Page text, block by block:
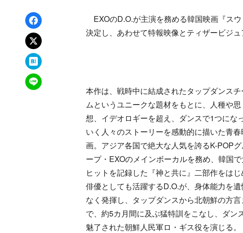
Facebookでシェア
xでポスト
はてなブックマーク
LINEで送る
EXOのD.O.が主演を務める韓国映画『ス
決定し、あわせて特報映像とティザービジュ
本作は、戦時中に結成されたタップダンスチ
ムというユニークな題材をもとに、人種や思
想、イデオロギーを超え、ダンスで1つにな
いく人々のストーリーを感動的に描いた青春
画。アジア各国で絶大な人気を誇るK-POP
ープ・EXOのメインボーカルを務め、韓国
ヒットを記録した『神と共に』二部作をはじ
俳優としても活躍するD.O.が、身体能力を
なく発揮し、タップダンスから北朝鮮の方言
で、約5カ月間に及ぶ猛特訓をこなし、ダン
魅了された朝鮮人民軍ロ・ギス役を演じる。